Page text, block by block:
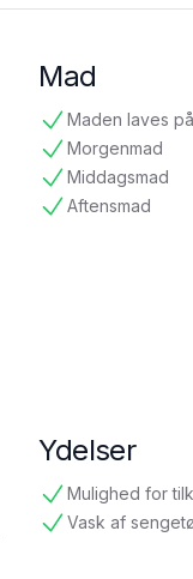
Mad
Maden laves
tilgængelig
Morgenmad
tilgængelig
Middagsmad
tilgængelig
Aftensmad
tilgængelig
Ydelser
Mulighed for
tilgængelig
Vask af
tilgængelig